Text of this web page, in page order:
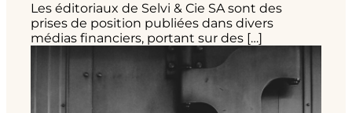
Les éditoriaux de Selvi & Cie SA sont des
prises de position publiées dans divers
médias financiers, portant sur des […]